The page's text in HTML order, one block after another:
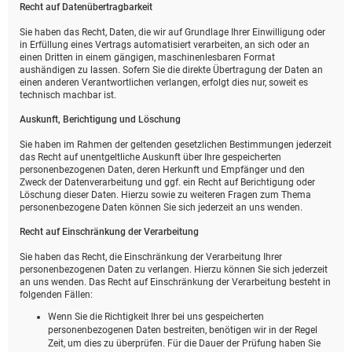
Recht auf Daten­übertrag­barkeit
Sie haben das Recht, Daten, die wir auf Grundlage Ihrer Einwilligung oder
in Erfüllung eines Vertrags automatisiert verarbeiten, an sich oder an
einen Dritten in einem gängigen, maschinenlesbaren Format
aushändigen zu lassen. Sofern Sie die direkte Übertragung der Daten an
einen anderen Verantwortlichen verlangen, erfolgt dies nur, soweit es
technisch machbar ist.
Auskunft, Berichtigung und Löschung
Sie haben im Rahmen der geltenden gesetzlichen Bestimmungen jederzeit
das Recht auf unentgeltliche Auskunft über Ihre gespeicherten
personenbezogenen Daten, deren Herkunft und Empfänger und den
Zweck der Datenverarbeitung und ggf. ein Recht auf Berichtigung oder
Löschung dieser Daten. Hierzu sowie zu weiteren Fragen zum Thema
personenbezogene Daten können Sie sich jederzeit an uns wenden.
Recht auf Einschränkung der Verarbeitung
Sie haben das Recht, die Einschränkung der Verarbeitung Ihrer
personenbezogenen Daten zu verlangen. Hierzu können Sie sich jederzeit
an uns wenden. Das Recht auf Einschränkung der Verarbeitung besteht in
folgenden Fällen:
Wenn Sie die Richtigkeit Ihrer bei uns gespeicherten
personenbezogenen Daten bestreiten, benötigen wir in der Regel
Zeit, um dies zu überprüfen. Für die Dauer der Prüfung haben Sie